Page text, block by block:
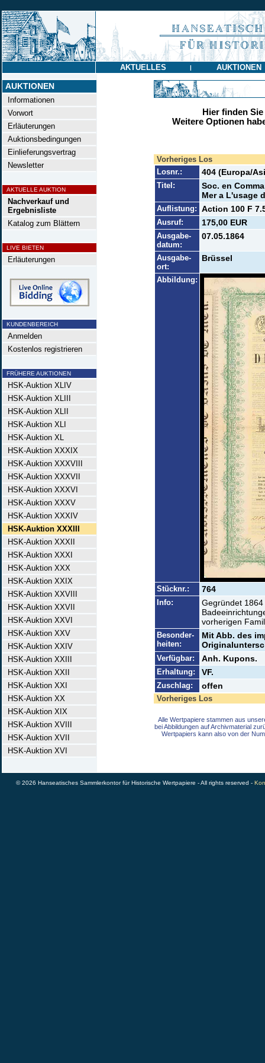
AKTUELLES | AUKTIONEN
AUKTIONEN
Informationen
Vorwort
Erläuterungen
Auktionsbedingungen
Einlieferungsvertrag
Newsletter
AKTUELLE AUKTION
Nachverkauf und
Ergebnisliste
Katalog zum Blättern
LIVE BIETEN
Erläuterungen
KUNDENBEREICH
Anmelden
Kostenlos registrieren
FRÜHERE AUKTIONEN
HSK-Auktion XLIV
HSK-Auktion XLIII
HSK-Auktion XLII
HSK-Auktion XLI
HSK-Auktion XL
HSK-Auktion XXXIX
HSK-Auktion XXXVIII
HSK-Auktion XXXVII
HSK-Auktion XXXVI
HSK-Auktion XXXV
HSK-Auktion XXXIV
HSK-Auktion XXXIII
HSK-Auktion XXXII
HSK-Auktion XXXI
HSK-Auktion XXX
HSK-Auktion XXIX
HSK-Auktion XXVIII
HSK-Auktion XXVII
HSK-Auktion XXVI
HSK-Auktion XXV
HSK-Auktion XXIV
HSK-Auktion XXIII
HSK-Auktion XXII
HSK-Auktion XXI
HSK-Auktion XX
HSK-Auktion XIX
HSK-Auktion XVIII
HSK-Auktion XVII
HSK-Auktion XVI
Hier finden
Weitere Optionen
Vorheriges Los
Losnr.:
404 (Europa/
Titel:
Soc. en
Mer a L'usage
Auflistung: Action 100 F
Ausruf: 175,00 EUR
Ausgabe-
datum:
07.05.1864
Ausgabe-
ort:
Brüssel
Abbildung:
Stücknr.: 764
Info:
Gegründet
vorherigen
Besonder-
heiten:
Mit Abb. des
Verfügbar: Anh. Kupons.
Erhaltung: VF.
Zuschlag: offen
Vorheriges Los
Alle Wertpapiere stammen aus
bei Abbildungen auf Archivmaterial
Wertpapiers kann also von der
© 2026 Hanseatisches Sammlerkontor für Historische Wertpapiere - All rights reserved -